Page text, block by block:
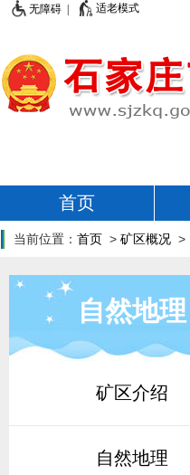
无障碍 | 适老模式
首页
当前位置： 首页 > 矿区概况 >
自然地理
矿区介绍
自然地理